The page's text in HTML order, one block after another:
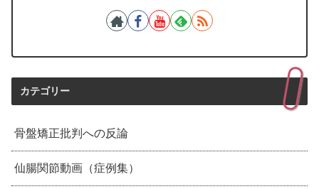
カテゴリー
骨盤矯正批判への反論
仙腸関節動画（症例集）